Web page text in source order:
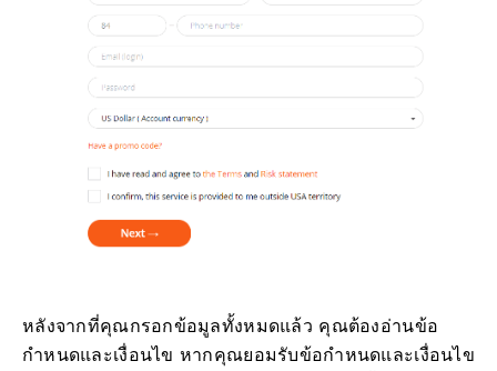
หลังจากที่คุณกรอกข้อมูลทั้งหมดแล้ว คุณต้องอ่านข้อ
กำหนดและเงื่อนไข หากคุณยอมรับข้อกำหนดและเงื่อนไข